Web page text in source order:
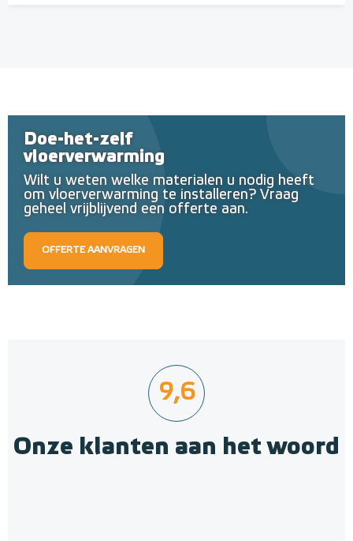
Doe-het-zelf
vloerverwarming
Wilt u weten welke materialen u nodig heeft
om vloerverwarming te installeren? Vraag
geheel vrijblijvend een offerte aan.
OFFERTE AANVRAGEN
9,6
Onze klanten aan het woord